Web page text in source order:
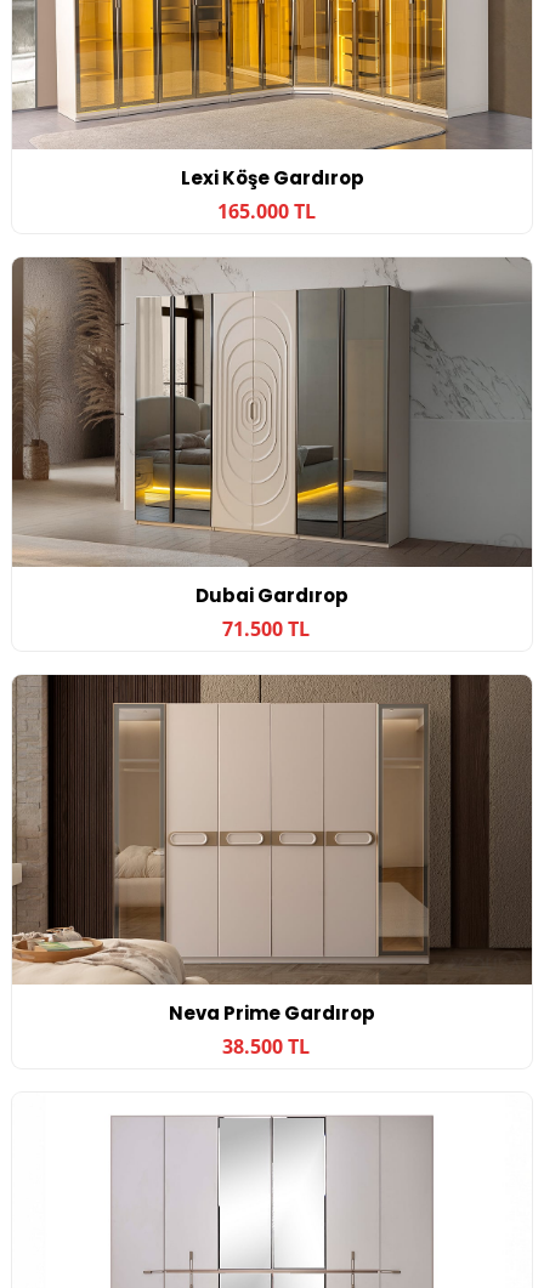
Lexi Köşe Gardırop
165.000 TL
Dubai Gardırop
71.500 TL
Neva Prime Gardırop
38.500 TL